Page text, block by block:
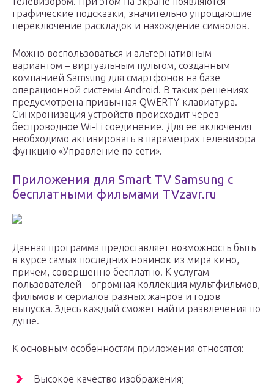
графические подсказки, значительно упрощающие
переключение раскладок и нахождение символов.
Можно воспользоваться и альтернативным
вариантом – виртуальным пультом, созданным
компанией Samsung для смартфонов на базе
операционной системы Android. В таких решениях
предусмотрена привычная QWERTY-клавиатура.
Синхронизация устройств происходит через
беспроводное Wi-Fi соединение. Для ее включения
необходимо активировать в параметрах телевизора
функцию «Управление по сети».
Приложения для Smart TV Samsung с
бесплатными фильмами TVzavr.ru
Данная программа предоставляет возможность быть
в курсе самых последних новинок из мира кино,
причем, совершенно бесплатно. К услугам
пользователей – огромная коллекция мультфильмов,
фильмов и сериалов разных жанров и годов
выпуска. Здесь каждый сможет найти развлечения по
душе.
К основным особенностям приложения относятся:
Высокое качество изображения;